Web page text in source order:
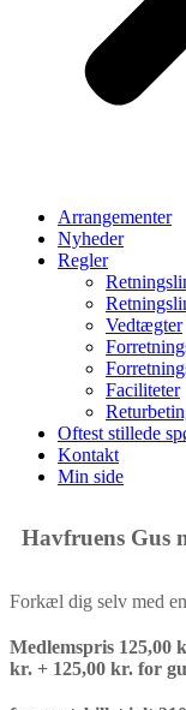
Arrangementer
Nyheder
Regler
Vedtægter
Faciliteter
Oftest stillede
Kontakt
Min side
Havfruens Gus
Forkæl dig selv med
Medlemspris 125,00
kr. + 125,00 kr. for